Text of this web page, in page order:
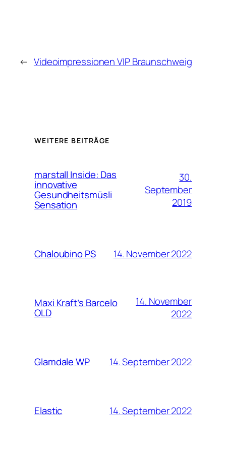
← Videoimpressionen VIP Braunschweig
WEITERE BEITRÄGE
marstall Inside: Das
innovative
Gesundheitsmüsli
Sensation
30.
September
2019
Chaloubino PS 14. November 2022
Maxi Kraft’s Barcelo
OLD
14. November
2022
Glamdale WP 14. September 2022
Elastic 14. September 2022